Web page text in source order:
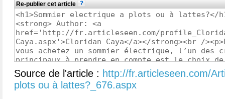
Re-publier cet article
Source de l'article : http://fr.articleseen.com/
plots ou à lattes?_676.aspx